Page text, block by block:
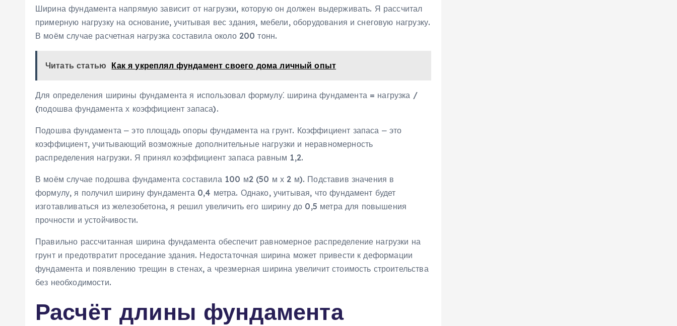
Ширина фундамента напрямую зависит от нагрузки‚ которую он должен выдерживать. Я рассчитал
примерную нагрузку на основание‚ учитывая вес здания‚ мебели‚ оборудования и снеговую нагрузку.
В моём случае расчетная нагрузка составила около 200 тонн.
Читать статью Как я укреплял фундамент своего дома личный опыт
Для определения ширины фундамента я использовал формулу⁚ ширина фундамента = нагрузка /
(подошва фундамента х коэффициент запаса).
Подошва фундамента ⎼ это площадь опоры фундамента на грунт. Коэффициент запаса ⎼ это
коэффициент‚ учитывающий возможные дополнительные нагрузки и неравномерность
распределения нагрузки. Я принял коэффициент запаса равным 1‚2.
В моём случае подошва фундамента составила 100 м2 (50 м х 2 м). Подставив значения в
формулу‚ я получил ширину фундамента 0‚4 метра. Однако‚ учитывая‚ что фундамент будет
изготавливаться из железобетона‚ я решил увеличить его ширину до 0‚5 метра для повышения
прочности и устойчивости.
Правильно рассчитанная ширина фундамента обеспечит равномерное распределение нагрузки на
грунт и предотвратит проседание здания. Недостаточная ширина может привести к деформации
фундамента и появлению трещин в стенах‚ а чрезмерная ширина увеличит стоимость строительства
без необходимости.
Расчёт длины фундамента